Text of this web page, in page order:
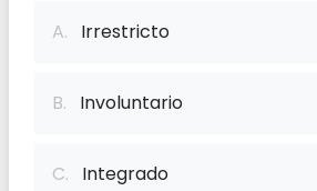
A. Irrestricto
B. Involuntario
C. Integrado